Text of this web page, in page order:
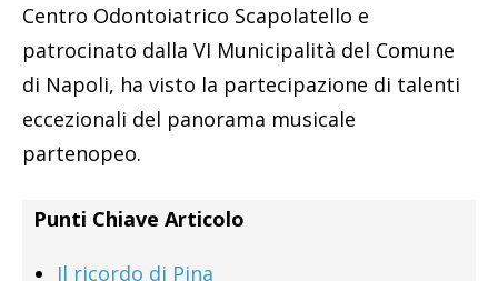
Centro Odontoiatrico Scapolatello e
patrocinato dalla VI Municipalità del Comune
di Napoli, ha visto la partecipazione di talenti
eccezionali del panorama musicale
partenopeo.
Punti Chiave Articolo
Il ricordo di Pina